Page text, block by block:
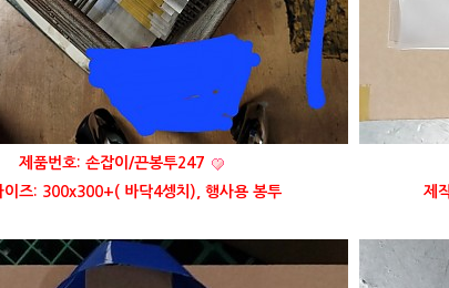
제품번호: 손잡이/끈봉투247
이즈: 300x300+( 바닥4셍치), 행사용 봉투
제